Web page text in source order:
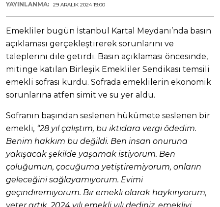
YAYINLANMA: 29 ARALIK 2024 19:00
Emekliler bugün İstanbul Kartal Meydanı’nda basın
açıklaması gerçekleştirerek sorunlarını ve
taleplerini dile getirdi. Basın açıklaması öncesinde,
mitinge katılan Birleşik Emekliler Sendikası temsili
emekli sofrası kurdu. Sofrada emeklilerin ekonomik
sorunlarına atfen simit ve su yer aldu.
Sofranın başından seslenen hükümete seslenen bir
emekli, “28 yıl çalıştım, bu iktidara vergi ödedim.
Benim hakkım bu değildi. Ben insan onuruna
yakışacak şekilde yaşamak istiyorum. Ben
çoluğumun, çocuğuma yetiştiremiyorum, onların
geleceğini sağlayamıyorum. Evimi
geçindiremiyorum. Bir emekli olarak haykırıyorum,